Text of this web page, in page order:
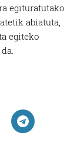
egituratutako
abiatuta,
egiteko